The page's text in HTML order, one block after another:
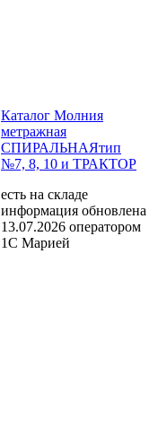
Каталог Молния
метражная
СПИРАЛЬНАЯтип
№7, 8, 10 и ТРАКТОР
есть на складе
информация обновлена
13.07.2026 оператором
1С Марией